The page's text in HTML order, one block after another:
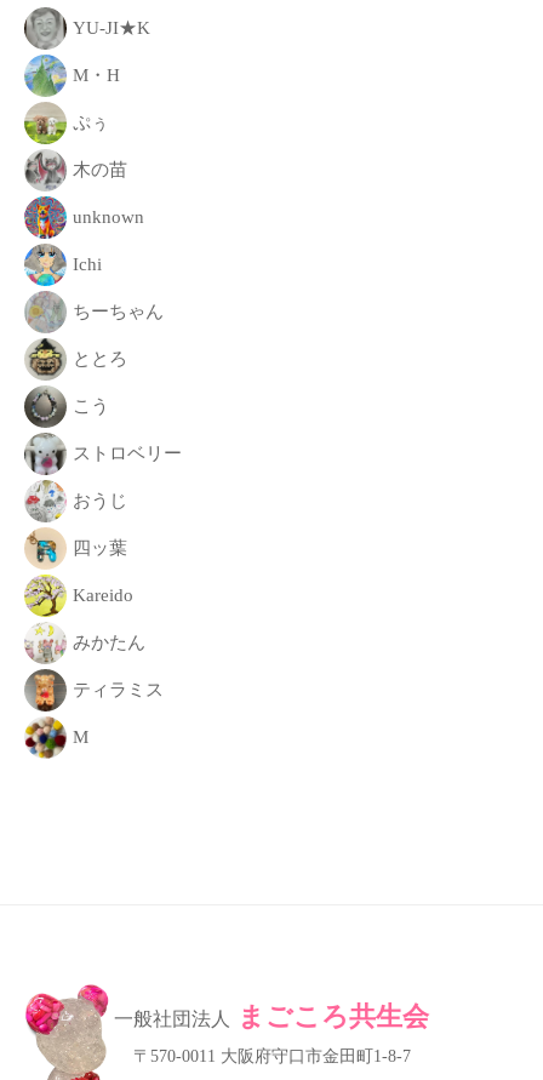
手
伝
い
致
し
ま
す
。
YU-JI★K
M・H
ぷぅ
木の苗
unknown
Ichi
ちーちゃん
ととろ
こう
ストロベリー
おうじ
四ッ葉
Kareido
みかたん
ティラミス
M
一般社団法人 まごころ共生会
〒570-0011 大阪府守口市金田町1-8-7